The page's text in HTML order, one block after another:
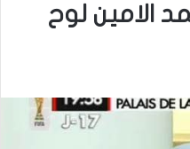
الامين لوح